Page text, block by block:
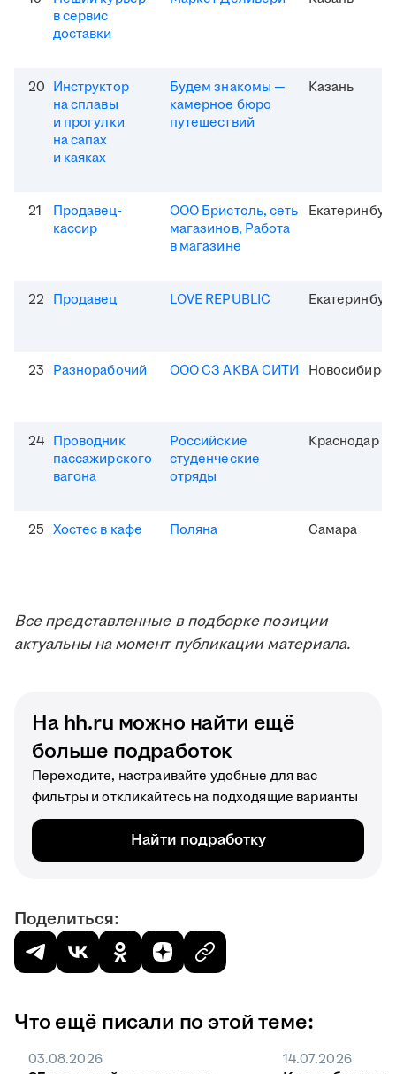
в сервис
доставки
20 Инструктор
на сплавы
и прогулки
на сапах
и каяках
Будем знакомы —
камерное бюро
путешествий
Казань
21
Продавец-
кассир
ООО Бристоль, сеть
магазинов, Работа
в магазине
22 Продавец LOVE REPUBLIC
23 Разнорабочий ООО СЗ АКВА СИТИ Новосибирск
24 Проводник
пассажирского
вагона
Российские
студенческие
отряды
Краснодар
25 Хостес в кафе Поляна Самара
Все представленные в подборке позиции
актуальны на момент публикации материала.
На hh.ru можно найти ещё
больше подработок
Переходите, настраивайте удобные для вас
фильтры и откликайтесь на подходящие варианты
Найти подработку
Поделиться:
Что ещё писали по этой теме:
03.08.2026 14.07.2026